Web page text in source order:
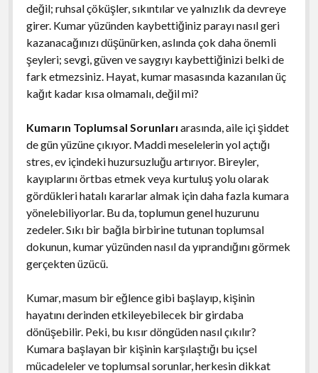
değil; ruhsal çöküşler, sıkıntılar ve yalnızlık da devreye
girer. Kumar yüzünden kaybettiğiniz parayı nasıl geri
kazanacağınızı düşünürken, aslında çok daha önemli
şeyleri; sevgi, güven ve saygıyı kaybettiğinizi belki de
fark etmezsiniz. Hayat, kumar masasında kazanılan üç
kağıt kadar kısa olmamalı, değil mi?
Kumarın Toplumsal Sorunları arasında, aile içi şiddet
de gün yüzüne çıkıyor. Maddi meselelerin yol açtığı
stres, ev içindeki huzursuzluğu artırıyor. Bireyler,
kayıplarını örtbas etmek veya kurtuluş yolu olarak
gördükleri hatalı kararlar almak için daha fazla kumara
yönelebiliyorlar. Bu da, toplumun genel huzurunu
zedeler. Sıkı bir bağla birbirine tutunan toplumsal
dokunun, kumar yüzünden nasıl da yıprandığını görmek
gerçekten üzücü.
Kumar, masum bir eğlence gibi başlayıp, kişinin
hayatını derinden etkileyebilecek bir girdaba
dönüşebilir. Peki, bu kısır döngüden nasıl çıkılır?
Kumara başlayan bir kişinin karşılaştığı bu içsel
mücadeleler ve toplumsal sorunlar, herkesin dikkat